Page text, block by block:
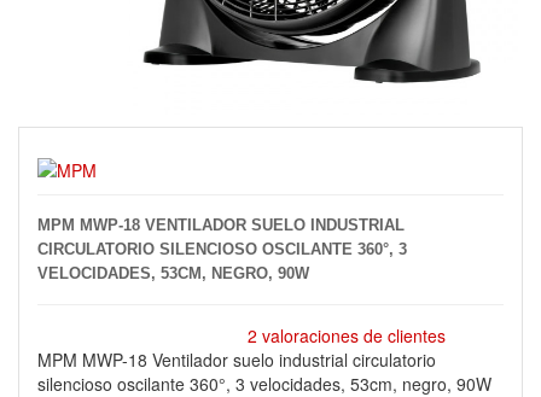
MPM MWP-18 VENTILADOR SUELO INDUSTRIAL
CIRCULATORIO SILENCIOSO OSCILANTE 360°, 3
VELOCIDADES, 53CM, NEGRO, 90W
2 valoraciones de clientes
MPM MWP-18 Ventilador suelo industrial circulatorio
silencioso oscilante 360°, 3 velocidades, 53cm, negro, 90W